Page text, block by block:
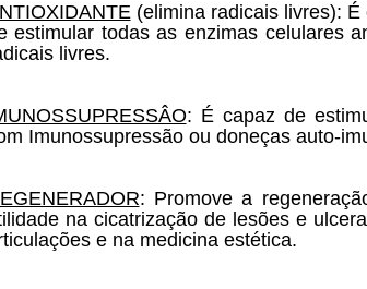
(elimina radicais livres): É
estimular todas as enzimas celulares
livres.
: É capaz de
Imunossupressão ou doneças auto-
: Promove a
na cicatrização de lesões e
e na medicina estética.